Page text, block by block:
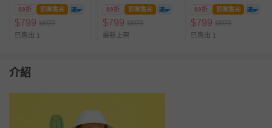
衣-藍色樹果
89折 即將售完
$799 $899
已售出 1
衣-蝴蝶
89折 即將售完
$799 $899
最新上架
衣-綺麗世界
89折 即將售完
$799 $899
已售出 1
介紹